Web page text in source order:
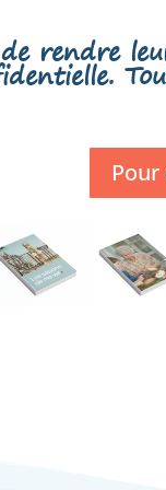
rendre
Pour